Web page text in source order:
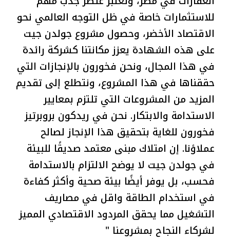
للاستثمارات خاصة في ظل التوجه العالمي نحو
الاقتصاد الأخضر، وحصول مشروع جولدن جيت
على هذه الشهادة يعزز مكانتنا كشركة رائدة
في هذا المجال، ونحن فخورون بالإنجازات التي
حققناها في هذا المشروع، ونتطلع إلى تقديم
المزيد من المشروعات التي تلتزم بمعايير
الاستدامة والابتكار. نحن في ريدكون بروبرتيز
فخورون للغاية بتحقيق هذا الإنجاز لصالح
عملاؤنا. إن امتلاك مبنى معتمد صديقًا للبيئة
في جولدن جيت لا يوضح الالتزام بالاستدامة
فحسب، بل يوفر أيضًا بيئة صحية وأكثر كفاءة
في استخدام الطاقة واقل في مصاريف
التشغيل مما يحقق المردود الاقتصادي المميز
لشركاء النجاح بمشروعنا "